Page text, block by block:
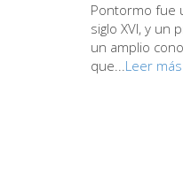
Pontormo fue
siglo XVI, y un
un amplio
que...Leer más